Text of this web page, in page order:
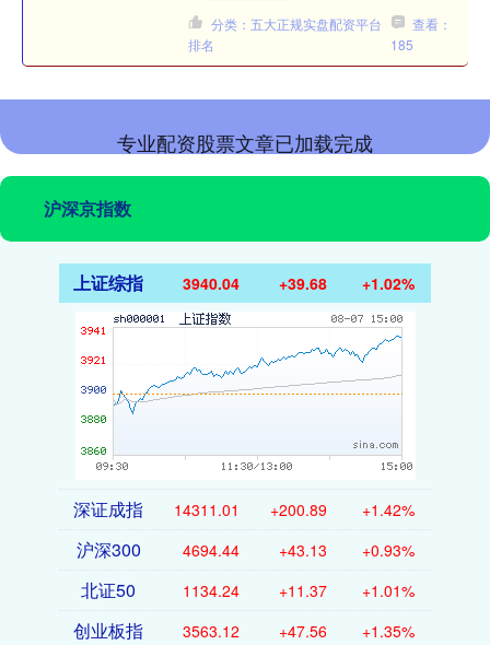
分类：五大正规实盘配资平台
排名
查看：
185
专业配资股票文章已加载完成
沪深京指数
上证综指 3940.04 +39.68 +1.02%
深证成指 14311.01 +200.89 +1.42%
沪深300 4694.44 +43.13 +0.93%
北证50 1134.24 +11.37 +1.01%
创业板指 3563.12 +47.56 +1.35%